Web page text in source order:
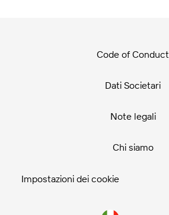
Code of Conduct
Dati Societari
Note legali
Chi siamo
Impostazioni dei cookie